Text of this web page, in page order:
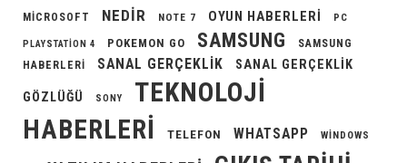
MICROSOFT NEDIR NOTE 7 OYUN HABERLERI PC
PLAYSTATION 4 POKEMON GO SAMSUNG
SAMSUNG
HABERLERI
SANAL GERÇEKLIK SANAL GERÇEKLIK
GÖZLÜĞÜ SONY
TEKNOLOJI
HABERLERI
TELEFON WHATSAPP WINDOWS